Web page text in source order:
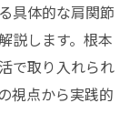
具体的な肩関節
説します。根本
で取り入れられ
視点から実践的